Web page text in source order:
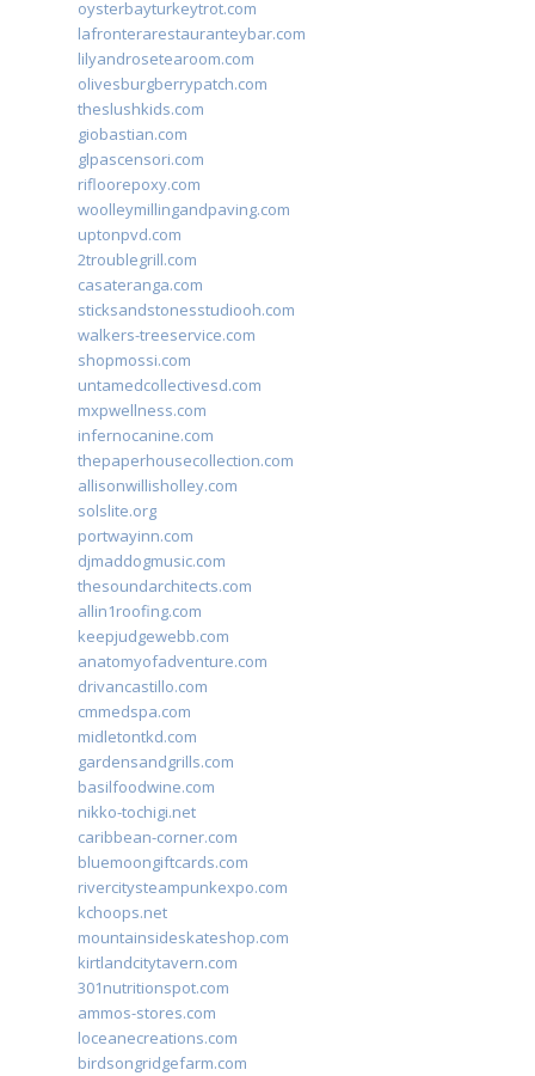
oysterbayturkeytrot.com
lafronterarestauranteybar.com
lilyandrosetearoom.com
olivesburgberrypatch.com
theslushkids.com
giobastian.com
glpascensori.com
rifloorepoxy.com
woolleymillingandpaving.com
uptonpvd.com
2troublegrill.com
casateranga.com
sticksandstonesstudiooh.com
walkers-treeservice.com
shopmossi.com
untamedcollectivesd.com
mxpwellness.com
infernocanine.com
thepaperhousecollection.com
allisonwillisholley.com
solslite.org
portwayinn.com
djmaddogmusic.com
thesoundarchitects.com
allin1roofing.com
keepjudgewebb.com
anatomyofadventure.com
drivancastillo.com
cmmedspa.com
midletontkd.com
gardensandgrills.com
basilfoodwine.com
nikko-tochigi.net
caribbean-corner.com
bluemoongiftcards.com
rivercitysteampunkexpo.com
kchoops.net
mountainsideskateshop.com
kirtlandcitytavern.com
301nutritionspot.com
ammos-stores.com
loceanecreations.com
birdsongridgefarm.com